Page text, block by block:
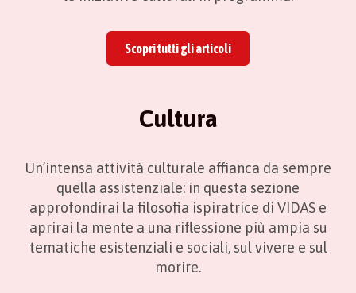
Scopri tutti gli articoli
Cultura
Un’intensa attività culturale affianca da sempre
quella assistenziale: in questa sezione
approfondirai la filosofia ispiratrice di VIDAS e
aprirai la mente a una riflessione più ampia su
tematiche esistenziali e sociali, sul vivere e sul
morire.